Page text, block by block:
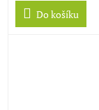
Do košíku